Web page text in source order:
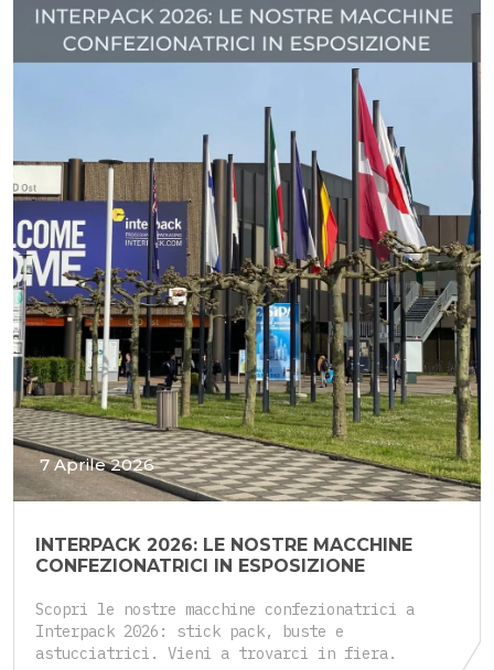
7 Aprile 2026
INTERPACK 2026: LE NOSTRE MACCHINE
CONFEZIONATRICI IN ESPOSIZIONE
Scopri le nostre macchine confezionatrici a
Interpack 2026: stick pack, buste e
astucciatrici. Vieni a trovarci in fiera.